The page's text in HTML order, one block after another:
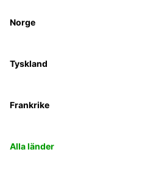
Norge
Tyskland
Frankrike
Alla länder